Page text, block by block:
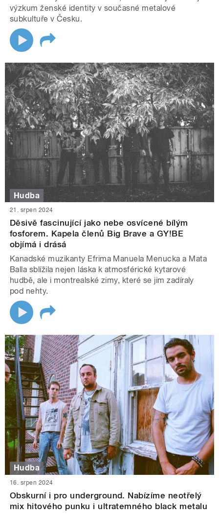
výzkum ženské identity v současné metalové
subkultuře v Česku.
Hudba
21. srpen 2024
Děsivě fascinující jako nebe osvícené bílým
fosforem. Kapela členů Big Brave a GY!BE
objímá i drásá
Kanadské muzikanty Efrima Manuela Menucka a Mata
Balla sblížila nejen láska k atmosférické kytarové
hudbě, ale i montrealské zimy, které se jim zadíraly
pod nehty.
Hudba
16. srpen 2024
Obskurní i pro underground. Nabízíme neotřelý
mix hitového punku i ultratemného black metalu